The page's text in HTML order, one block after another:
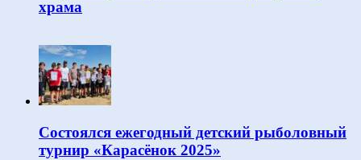
храма
Состоялся ежегодный детский рыболовный
турнир «Карасёнок 2025»